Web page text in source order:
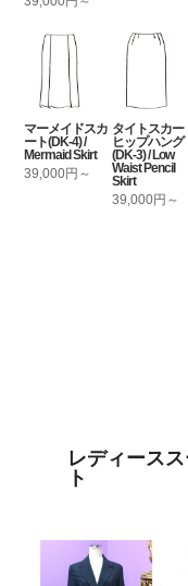
マーメイドスカ
ート(DK-4) /
Mermaid Skirt
39,000円～
タイトスカー
ヒップハング
(DK-3) / Low
Waist Pencil
Skirt
39,000円～
レディース
ト